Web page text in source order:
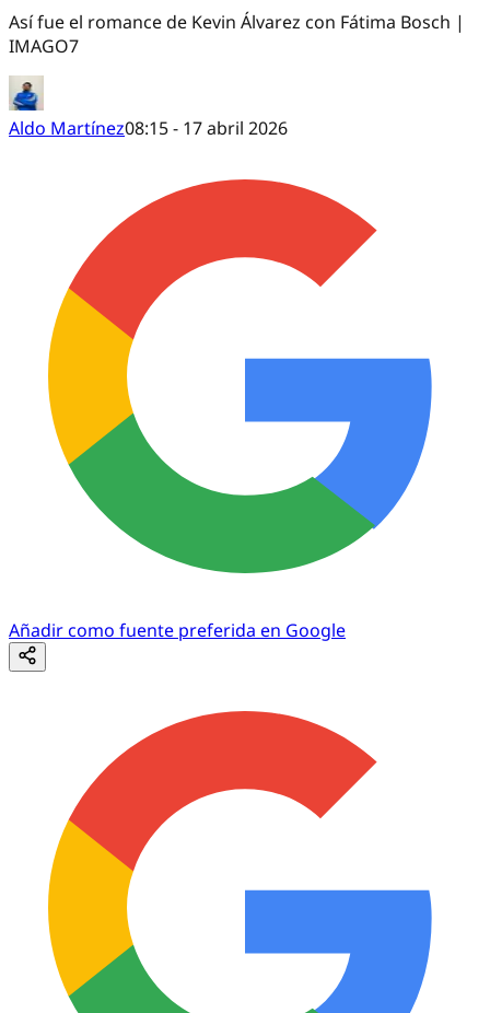
Así fue el romance de Kevin Álvarez con Fátima Bosch |
IMAGO7
Aldo Martínez08:15 - 17 abril 2026
Añadir como fuente preferida en Google